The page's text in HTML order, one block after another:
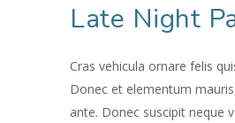
Late Night
Cras vehicula ornare felis
Donec et elementum
ante. Donec suscipit neque